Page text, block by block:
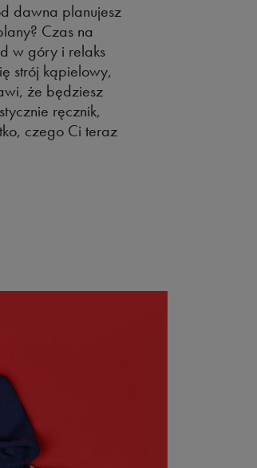
dawna planujesz
Czas na
w góry i relaks
strój kąpielowy,
że będziesz
ręcznik,
czego Ci teraz